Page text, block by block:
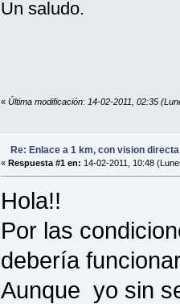
Un saludo.
« Última modificación: 14-02-2011, 02:35
Re: Enlace a 1 km, con vision
« Respuesta #1 en: 14-02-2011, 10:48
Hola!!
Por las
debería
Aunque yo sin